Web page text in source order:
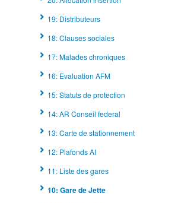
19: Distributeurs
18: Clauses sociales
17: Malades chroniques
16: Evaluation AFM
15: Statuts de protection
14: AR Conseil federal
13: Carte de stationnement
12: Plafonds AI
11: Liste des gares
10: Gare de Jette